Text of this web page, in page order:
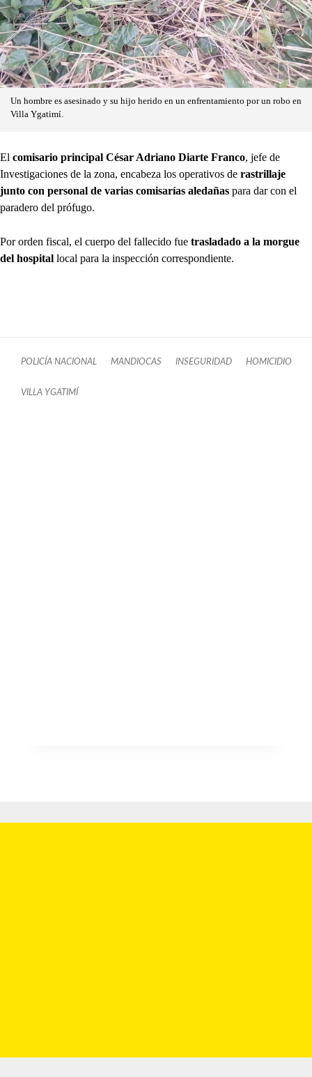
Un hombre es asesinado y su hijo herido en un enfrentamiento por un robo en
Villa Ygatimí.
El comisario principal César Adriano Diarte Franco, jefe de
Investigaciones de la zona, encabeza los operativos de rastrillaje
junto con personal de varias comisarías aledañas para dar con el
paradero del prófugo.
Por orden fiscal, el cuerpo del fallecido fue trasladado a la morgue
del hospital local para la inspección correspondiente.
POLICÍA NACIONAL MANDIOCAS INSEGURIDAD HOMICIDIO
VILLA YGATIMÍ